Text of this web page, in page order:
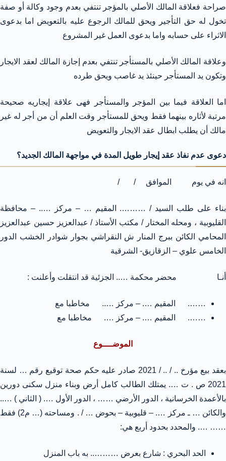
صراحة فعلاقة المالك الأصلي بالمؤجر تنتفي بعدم وجود وكالة أو صفة
تخول له حق التأجير ويحق للمالك الرجوع عليه بالتعويض اما بدعوى
الاثراء على حسابه واما بدعوى العمل غير المشروع
وعلاقة المالك الأصلي بالمستأجر تنتفي بعدم إجازة المالك لعقد الايجار
وتكون يد المستأجر حينئذ يد غاصب ويحق طرده
اما العلاقة فيما بين المؤجر والمستأجر فهى علاقة إيجاريه صحيحة
مرتبة لأثاره بينهما فقط ويحق للمستأجر وقت العلم أن من أجر له غير
مالك أن يطلب ابطال عقد الايجار والتعويض
دعوى عدم نفاذ عقد إيجار طويل المدة في مواجهة المالك الجديد؟
انه في يوم الموافق / /
بناء على طلب السيد / ………. المقيم … – مركز ….. – محافظة
القليوبية ، ومحله المختار / مكتب الأستاذ / عبدالعزيز حسين عبدالعزيز
المحامي الكائن ببرج المنار ش النقراشي بجوار شوادر الخشب الدور
الخامس علوي – الزقازيق- الشرقية
أنـا محضر محكمة ….. الجزئية قد انتقلت وأعلنت :
……. المقيم …. – مركز ….. مخاطبا مع
……. المقيم …. – مركز …. مخاطبا مع
الموضــــوع
بعقد بيع مؤرخ .. / .. / 2021 صادر عليه حكم صحة توقيع رقم … لسنة
2021 ص . ت …. يمتلك الطالب كامل أرض وبناء منزل سكنى دورين
بالأعمدة الخرسانية ، الدور الأرضي …… ، الدور الأول …. ( الثاني ) …..
والكائن … ـ مركز …. – قليوبية – بحوض … / . ومساحته (… م2) فقط
…… …. والمحدد بحدود أربع هي:
الحد البحري : شارع بعرض ……….. به باب المنزل